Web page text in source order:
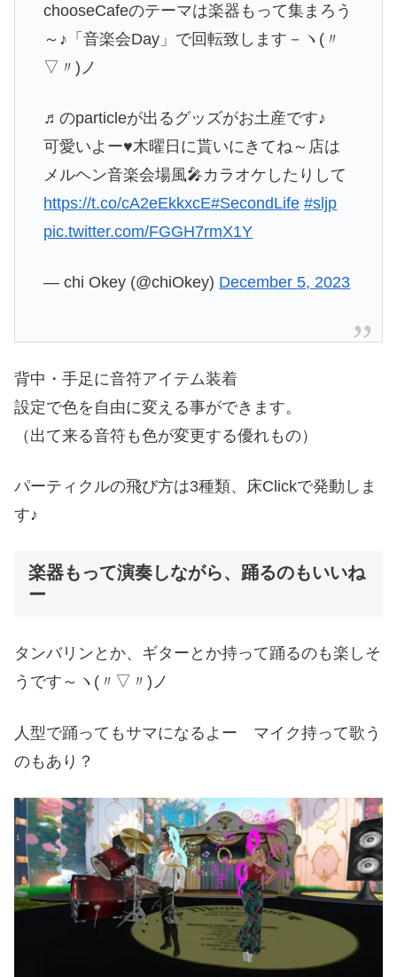
chooseCafeのテーマは楽器もって集まろう
～♪「音楽会Day」で回転致します－ヽ(〃
▽〃)ノ
♬のparticleが出るグッズがお土産です♪
可愛いよー♥木曜日に貰いにきてね～店は
メルヘン音楽会場風🎤カラオケしたりして
https://t.co/cA2eEkkxcE#SecondLife #sljp
pic.twitter.com/FGGH7rmX1Y
— chi Okey (@chiOkey) December 5, 2023
背中・手足に音符アイテム装着
設定で色を自由に変える事ができます。
（出て来る音符も色が変更する優れもの）
パーティクルの飛び方は3種類、床Clickで発動しま
す♪
楽器もって演奏しながら、踊るのもいいね
ー
タンバリンとか、ギターとか持って踊るのも楽しそ
うです～ヽ(〃▽〃)ノ
人型で踊ってもサマになるよー マイク持って歌う
のもあり？